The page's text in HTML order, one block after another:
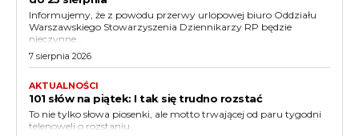
Informujemy, że z powodu przerwy urlopowej biuro Oddziału
Warszawskiego Stowarzyszenia Dziennikarzy RP będzie
nieczynne...
7 sierpnia 2026
AKTUALNOŚCI
101 słów na piątek: I tak się trudno rozstać
To nie tylko słowa piosenki, ale motto trwającej od paru tygodni
telenoweli o rozstaniu...